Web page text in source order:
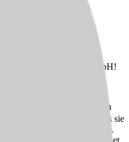
Idsteiner Land gGmbH!
Land gGmbH, ein
mit christlichem Profil,
und dem Dekanat. Seit 1979
Land und sorgen dafür, dass sie
die sie brauchen.